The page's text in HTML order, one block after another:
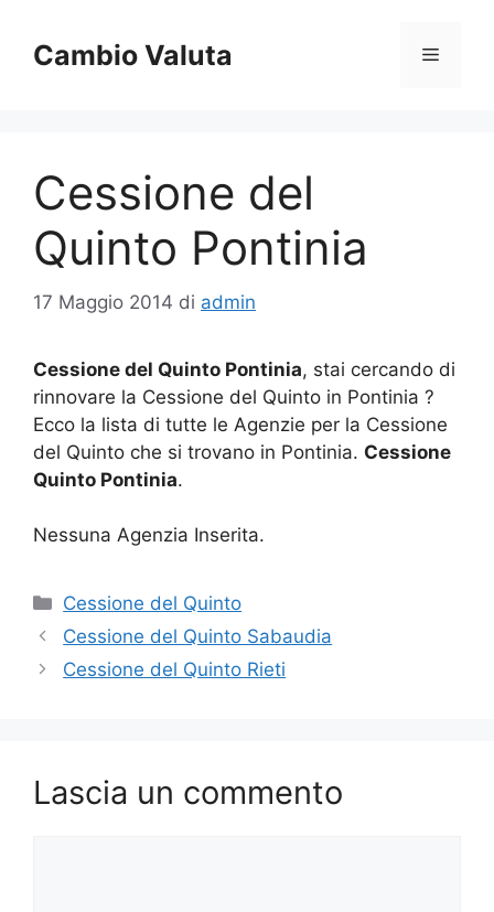
contenuto
Cambio Valuta Menu
Cessione del
Quinto Pontinia
17 Maggio 2014 di admin
Cessione del Quinto Pontinia, stai cercando di
rinnovare la Cessione del Quinto in Pontinia ?
Ecco la lista di tutte le Agenzie per la Cessione
del Quinto che si trovano in Pontinia. Cessione
Quinto Pontinia.
Nessuna Agenzia Inserita.
Categorie
Cessione del Quinto
Cessione del Quinto Sabaudia
Cessione del Quinto Rieti
Lascia un commento